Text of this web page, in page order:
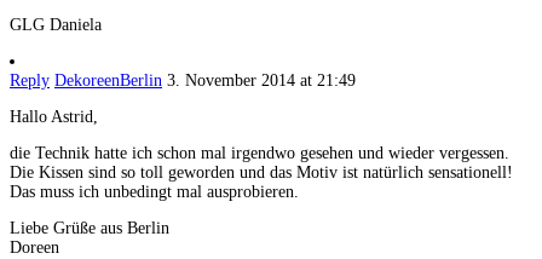
GLG Daniela
Reply DekoreenBerlin 3. November 2014 at 21:49
Hallo Astrid,
die Technik hatte ich schon mal irgendwo gesehen und wieder vergessen.
Die Kissen sind so toll geworden und das Motiv ist natürlich sensationell!
Das muss ich unbedingt mal ausprobieren.
Liebe Grüße aus Berlin
Doreen